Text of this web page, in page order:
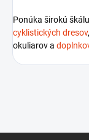
Ponúka širokú škálu
cyklistických dresov,
okuliarov a